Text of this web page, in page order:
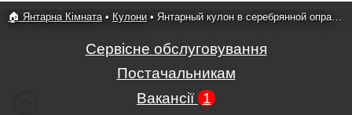
🏠 Янтарна Кімната• Кулони • Янтарный кулон в серебрянной оправе 5
Сервісне обслуговування
Постачальникам
Вакансії 1